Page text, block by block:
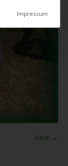
Next →
Impressum